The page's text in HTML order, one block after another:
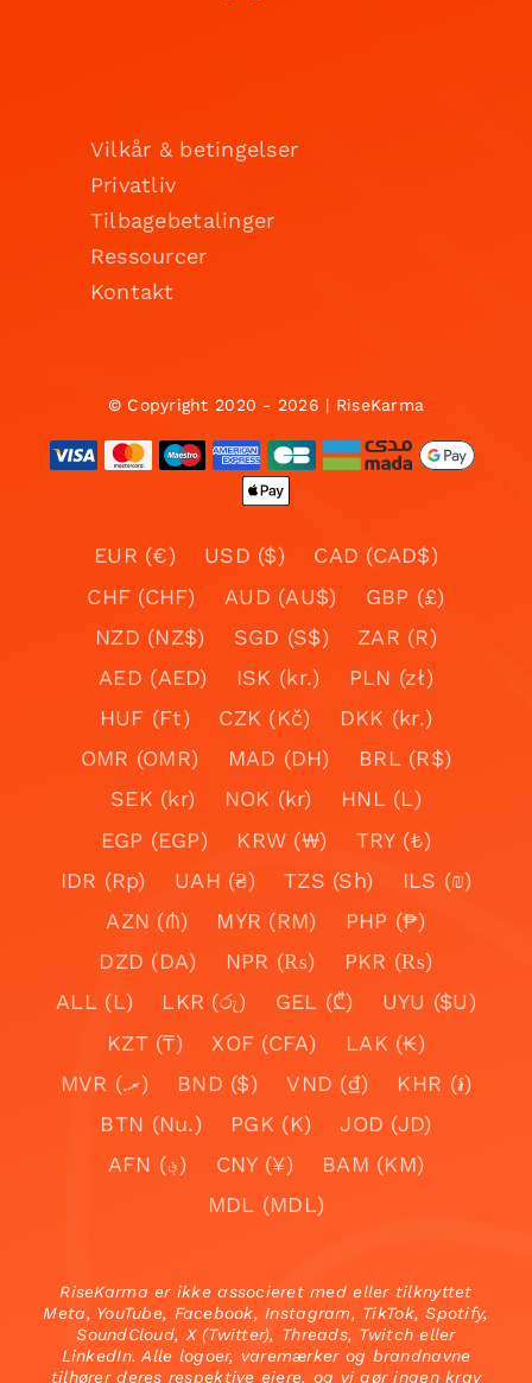
Vilkår & betingelser
Privatliv
Tilbagebetalinger
Ressourcer
Kontakt
© Copyright 2020 - 2026 | RiseKarma
EUR (€) USD ($)
CAD (CAD$)
CHF (CHF)
AUD (AU$)
GBP (£)
NZD (NZ$)
SGD (S$)
ZAR (R)
AED (AED)
ISK (kr.)
PLN (zł)
HUF (Ft)
CZK (Kč)
DKK (kr.)
OMR (OMR)
MAD (DH)
BRL (R$)
SEK (kr)
NOK (kr)
HNL (L)
EGP (EGP)
KRW (₩)
TRY (₺)
IDR (Rp)
UAH (₴) TZS (Sh)
ILS (₪)
AZN (₼)
MYR (RM)
PHP (₱)
DZD (DA)
NPR (₨)
PKR (₨)
ALL (L)
LKR (රු) GEL (₾)
UYU ($U)
KZT (₸)
XOF (CFA)
LAK (₭)
MVR (.ރ)
BND ($) VND (₫)
KHR (៛)
BTN (Nu.)
PGK (K)
JOD (JD)
AFN (؋)
CNY (¥)
BAM (KM)
MDL (MDL)
RiseKarma er ikke associeret med eller tilknyttet
Meta, YouTube, Facebook, Instagram, TikTok, Spotify,
SoundCloud, X (Twitter), Threads, Twitch eller
LinkedIn. Alle logoer, varemærker og brandnavne
tilhører deres respektive ejere, og vi gør ingen krav